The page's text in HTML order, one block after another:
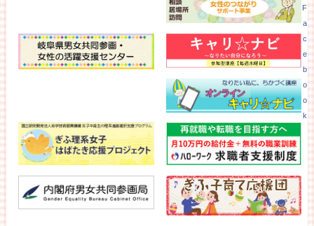
F
a
c
e
b
o
o
k